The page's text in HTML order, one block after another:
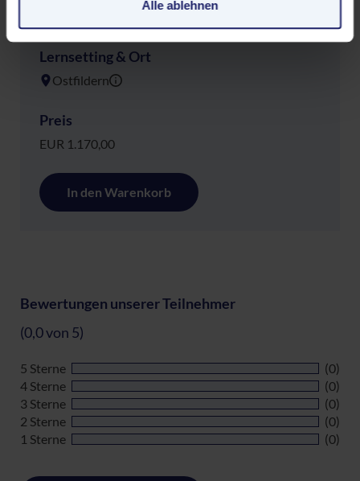
Überwachungsprogrammen verarbeiten, ohne dass für
besteht.
Datenschutzerklärung
Alle ablehnen
Lernsetting & Ort
Ostfildern
Preis
EUR 1.170,00
In den Warenkorb
Bewertungen unserer Teilnehmer
(0,0 von 5)
5 Sterne
(0)
4 Sterne
(0)
3 Sterne
(0)
2 Sterne
(0)
1 Sterne
(0)